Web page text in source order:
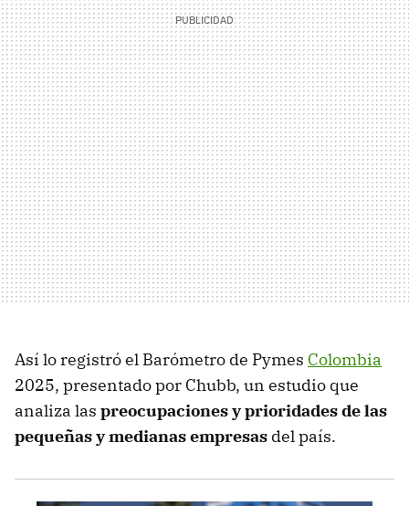
Así lo registró el Barómetro de Pymes Colombia
2025, presentado por Chubb, un estudio que
analiza las preocupaciones y prioridades de las
pequeñas y medianas empresas del país.